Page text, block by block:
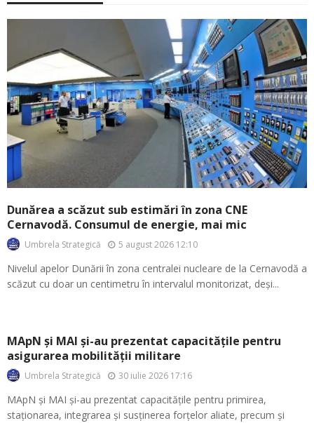
Dunărea a scăzut sub estimări în zona CNE
Cernavodă. Consumul de energie, mai mic
Umbrela Strategică 5 august 2026 12:10
Nivelul apelor Dunării în zona centralei nucleare de la Cernavodă a
scăzut cu doar un centimetru în intervalul monitorizat, deși...
MApN și MAI și-au prezentat capacitățile pentru
asigurarea mobilității militare
Umbrela Strategică 30 iulie 2026 17:16
MApN și MAI și-au prezentat capacitățile pentru primirea,
staționarea, integrarea și susținerea forțelor aliate, precum și